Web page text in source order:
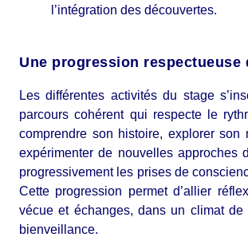
l’intégration des découvertes.
Une progression respectueuse
Les différentes activités du stage
parcours cohérent qui respecte le
comprendre son histoire, explorer son
expérimenter de nouvelles approches
progressivement les prises de
Cette progression permet d’allier
vécue et échanges, dans un climat de
bienveillance.